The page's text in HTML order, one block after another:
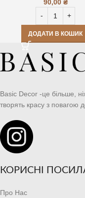
90,00 ₴
ДОДАТИ В КОШИК
Basic Decor -це більше,
творять красу з повагою
КОРИСНІ
Про Нас